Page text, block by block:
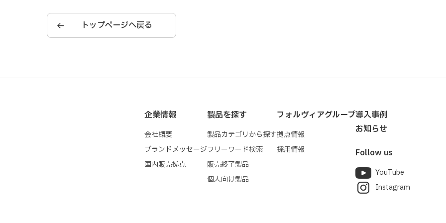
型番
トップページへ戻る
企業情報
会社概要
ブランドメッセージ
国内販売拠点
製品を探す
製品カテゴリから探す
フリーワード検索
販売終了製品
個人向け製品
フォルヴィアグループ
拠点情報
採用情報
導入事例
お知らせ
Follow us
YouTube
Instagram